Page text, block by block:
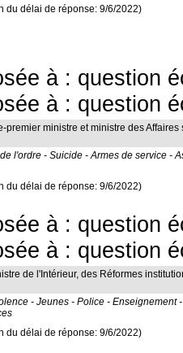
du délai de réponse: 9/6/2022)
à : question
à : question
premier ministre et ministre des
l'ordre - Suicide - Armes de service -
du délai de réponse: 9/6/2022)
à : question
à : question
de l'Intérieur, des Réformes
- Jeunes - Police -
du délai de réponse: 9/6/2022)